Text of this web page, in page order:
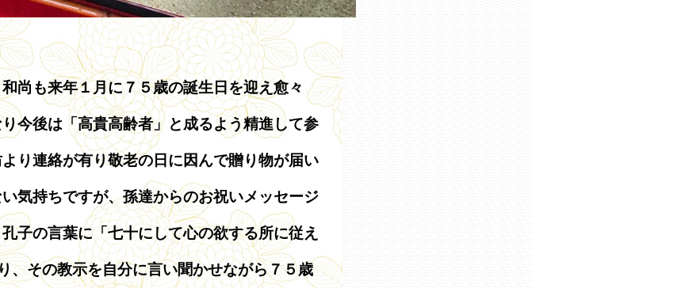
尚も来年１月に７５歳の誕生日を迎え愈々
今後は「高貴高齢者」と成るよう精進して参
り連絡が有り敬老の日に因んで贈り物が届い
気持ちですが、孫達からのお祝いメッセージ
子の言葉に「七十にして心の欲する所に従え
、その教示を自分に言い聞かせながら７５歳